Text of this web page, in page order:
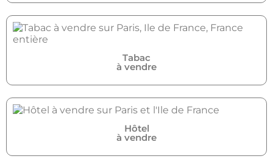
Tabac
à vendre
Hôtel
à vendre